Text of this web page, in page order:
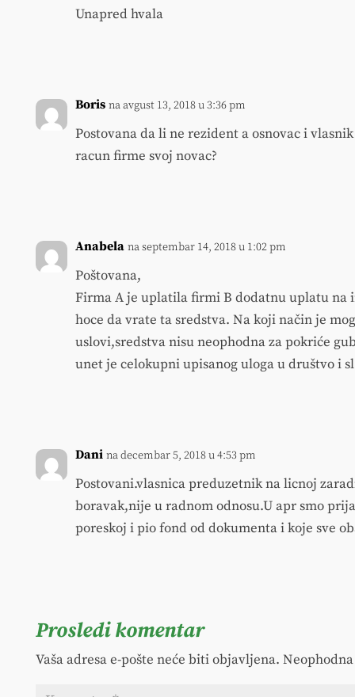
Unapred hvala
Boris na avgust 13, 2018 u 3:36 pm
Postovana da li ne rezident a osnovac i
racun firme svoj novac?
Anabela na septembar 14, 2018 u 1:02 pm
Poštovana,
Firma A je uplatila firmi B dodatnu uplatu na
hoce da vrate ta sredstva. Na koji način je
uslovi,sredstva nisu neophodna za pokriće
unet je celokupni upisanog uloga u društvo i
Dani na decembar 5, 2018 u 4:53 pm
Postovani.vlasnica preduzetnik na licnoj
boravak,nije u radnom odnosu.U apr smo
poreskoj i pio fond od dokumenta i koje sve
Prosledi komentar
Vaša adresa e-pošte neće biti objavljena.